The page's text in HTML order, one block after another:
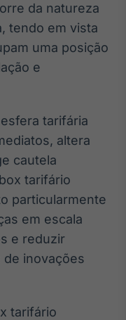
da natureza
tendo em vista
uma posição
e
tarifária
altera
cautela
tarifário
particularmente
em escala
e reduzir
inovações
tarifário